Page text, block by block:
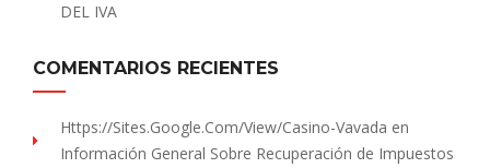
DEL IVA
COMENTARIOS RECIENTES
Https://sites.Google.com/view/Casino-Vavada en
Información General Sobre Recuperación de Impuestos